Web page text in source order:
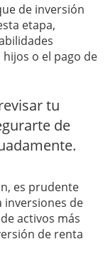
de inversión
etapa,
o el pago de
tu
de
es prudente
inversiones de
activos más
de renta